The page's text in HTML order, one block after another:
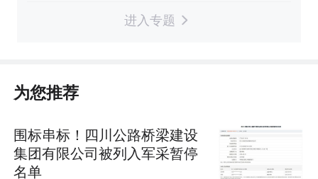
进入专题
为您推荐
围标串标！四川公路桥梁建设
集团有限公司被列入军采暂停
名单